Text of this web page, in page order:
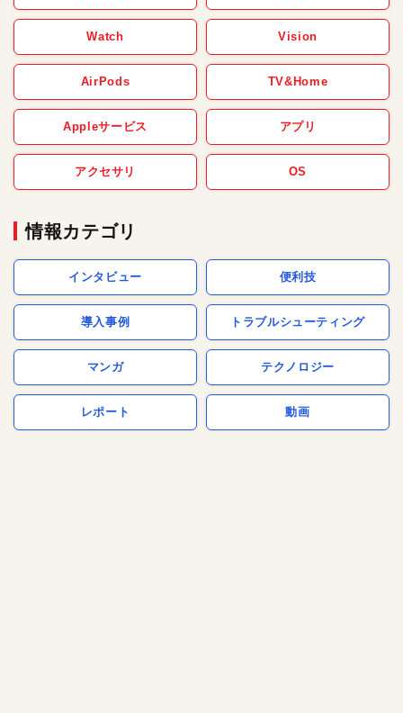
Watch Vision
AirPods TV&Home
Appleサービス アプリ
アクセサリ OS
情報カテゴリ
インタビュー 便利技
導入事例 トラブルシューティング
マンガ テクノロジー
レポート 動画